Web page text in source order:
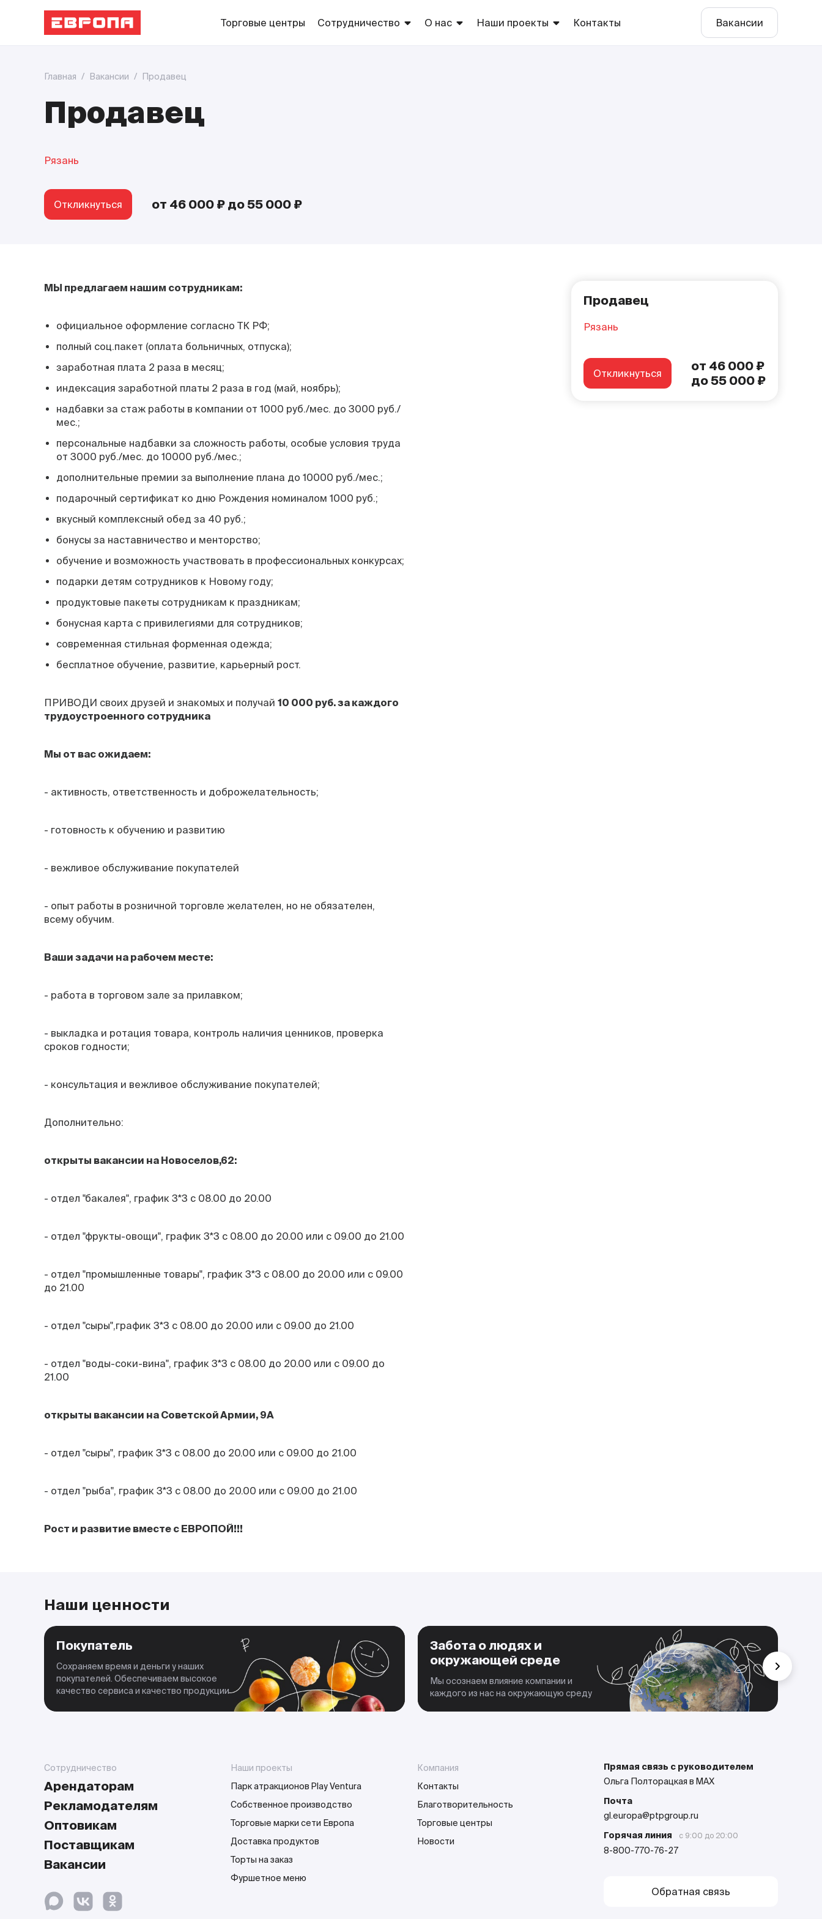
Торговые центры Сотрудничество О нас Наши проекты Контакты Вакансии
Главная / Вакансии / Продавец
Продавец
Рязань
Откликнуться от 46 000 ₽ до 55 000 ₽
Продавец
Рязань
Откликнуться
от 46 000 ₽
до 55 000 ₽
МЫ предлагаем нашим сотрудникам:
официальное оформление согласно ТК РФ;
полный соц.пакет (оплата больничных, отпуска);
заработная плата 2 раза в месяц;
индексация заработной платы 2 раза в год (май, ноябрь);
надбавки за стаж работы в компании от 1000 руб./мес. до 3000 руб./
мес.;
персональные надбавки за сложность работы, особые условия труда
от 3000 руб./мес. до 10000 руб./мес.;
дополнительные премии за выполнение плана до 10000 руб./мес.;
подарочный сертификат ко дню Рождения номиналом 1000 руб.;
вкусный комплексный обед за 40 руб.;
бонусы за наставничество и менторство;
обучение и возможность участвовать в профессиональных конкурсах;
подарки детям сотрудников к Новому году;
продуктовые пакеты сотрудникам к праздникам;
бонусная карта с привилегиями для сотрудников;
современная стильная форменная одежда;
бесплатное обучение, развитие, карьерный рост.
ПРИВОДИ своих друзей и знакомых и получай 10 000 руб. за каждого
трудоустроенного сотрудника
Мы от вас ожидаем:
- активность, ответственность и доброжелательность;
- готовность к обучению и развитию
- вежливое обслуживание покупателей
- опыт работы в розничной торговле желателен, но не обязателен,
всему обучим.
Ваши задачи на рабочем месте:
- работа в торговом зале за прилавком;
- выкладка и ротация товара, контроль наличия ценников, проверка
сроков годности;
- консультация и вежливое обслуживание покупателей;
Дополнительно:
открыты вакансии на Новоселов,62:
- отдел "бакалея", график 3*3 с 08.00 до 20.00
- отдел "фрукты-овощи", график 3*3 с 08.00 до 20.00 или с 09.00 до 21.00
- отдел "промышленные товары", график 3*3 с 08.00 до 20.00 или с 09.00
до 21.00
- отдел "сыры",график 3*3 с 08.00 до 20.00 или с 09.00 до 21.00
- отдел "воды-соки-вина", график 3*3 с 08.00 до 20.00 или с 09.00 до
21.00
открыты вакансии на Советской Армии, 9А
- отдел "сыры", график 3*3 с 08.00 до 20.00 или с 09.00 до 21.00
- отдел "рыба", график 3*3 с 08.00 до 20.00 или с 09.00 до 21.00
Рост и развитие вместе с ЕВРОПОЙ!!!
Наши ценности
Покупатель
Сохраняем время и деньги у наших
покупателей. Обеспечиваем высокое
качество сервиса и качество продукции
Забота о людях и
окружающей среде
Мы осознаем влияние компании и
каждого из нас на окружающую среду
Сотрудничество
Арендаторам
Рекламодателям
Оптовикам
Поставщикам
Вакансии
Наши проекты
Парк атракционов Play Ventura
Собственное производство
Торговые марки сети Европа
Доставка продуктов
Торты на заказ
Фуршетное меню
Компания
Контакты
Благотворительность
Торговые центры
Новости
Прямая связь с руководителем
Ольга Полторацкая в MAX
Почта
gl.europa@ptpgroup.ru
Горячая линия
с 9:00 до 20:00
8-800-770-76-27
Обратная связь